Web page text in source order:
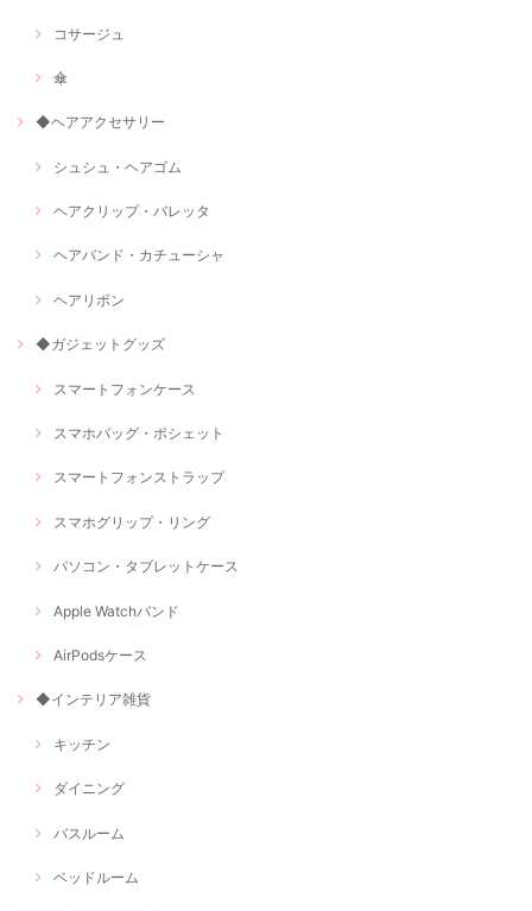
コサージュ
傘
◆ヘアアクセサリー
シュシュ・ヘアゴム
ヘアクリップ・バレッタ
ヘアバンド・カチューシャ
ヘアリボン
◆ガジェットグッズ
スマートフォンケース
スマホバッグ・ポシェット
スマートフォンストラップ
スマホグリップ・リング
パソコン・タブレットケース
Apple Watchバンド
AirPodsケース
◆インテリア雑貨
キッチン
ダイニング
バスルーム
ベッドルーム